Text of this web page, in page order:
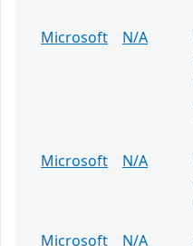
Microsoft
N/A
Microsoft
N/A
Microsoft
N/A